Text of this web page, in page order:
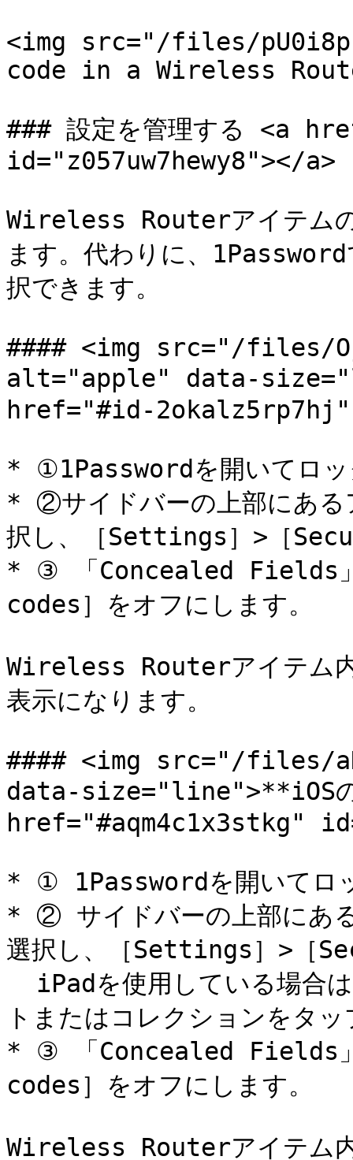
<img src="/files/
code in a Wireless
### 設定を管理する <a
id="z057uw7hewy8"></a>
Wireless Routerアイテムの
ます。代わりに、
択できます。
#### <img src="/files/
alt="apple" data-
href="#id-
* ①1Passwordを開いてロッ
* ②サイドバーの上部にある
択し、［Settings］>［
* ③ 「Concealed Fields
codes］をオフにします。
Wireless Routerアイテム
表示になります。
#### <img src="/files/
data-size="line">**iOS
href="#aqm4c1x3stkg"
* ① 1Passwordを開いてロ
* ② サイドバーの上部にあ
選択し、［Settings］>［
トまたはコレクションをタ
* ③ 「Concealed Fields
codes］をオフにします。
Wireless Routerアイテム内